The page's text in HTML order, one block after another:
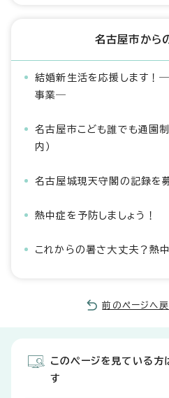
名古屋市から
結婚新生活を応援します！
事業―
名古屋市こども誰でも通園
内）
名古屋城現天守閣の記録を
熱中症を予防しましょう！
これからの暑さ大丈夫？熱
前のページへ戻
このページを見ている方
す